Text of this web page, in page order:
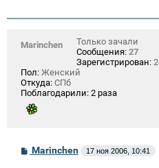
Marinchen
Только зачали
Сообщения: 27
Зарегистрирован:
Пол: Женский
Откуда: СПб
Поблагодарили: 2 раза
С
о
Marinchen 17 ноя 2006, 10:41